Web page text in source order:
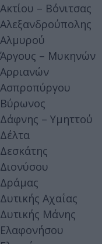
Ακτίου – Βόνιτσας
Αλεξανδρούπολης
Αλμυρού
Άργους – Μυκηνών
Αρριανών
Ασπροπύργου
Βύρωνος
Δάφνης – Υμηττού
Δέλτα
Δεσκάτης
Διονύσου
Δράμας
Δυτικής Αχαΐας
Δυτικής Μάνης
Ελαφονήσου